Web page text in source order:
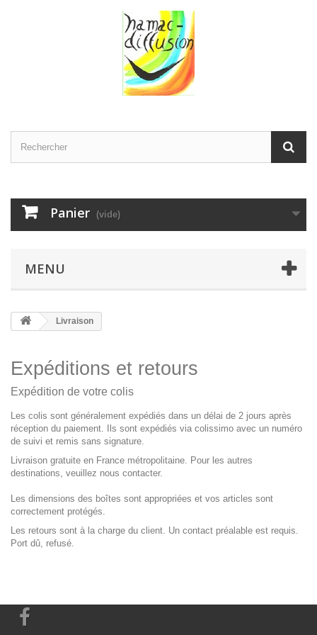
Panier (vide)
MENU
Livraison
Expéditions et retours
Expédition de votre colis
Les colis sont généralement expédiés dans un délai de 2 jours après
réception du paiement. Ils sont expédiés via colissimo avec un numéro
de suivi et remis sans signature.
Livraison gratuite en France métropolitaine. Pour les autres
destinations, veuillez nous contacter.
Les dimensions des boîtes sont appropriées et vos articles sont
correctement protégés.
Les retours sont à la charge du client. Un contact préalable est requis.
Port dû, refusé.